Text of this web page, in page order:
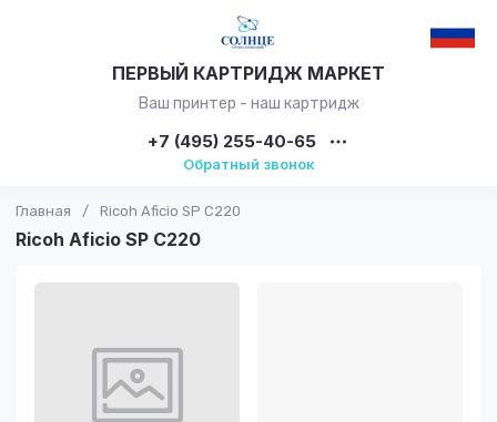
ПЕРВЫЙ КАРТРИДЖ МАРКЕТ
Ваш принтер - наш картридж
+7 (495) 255-40-65
Обратный звонок
Главная / Ricoh Aficio SP C220
Ricoh Aficio SP C220